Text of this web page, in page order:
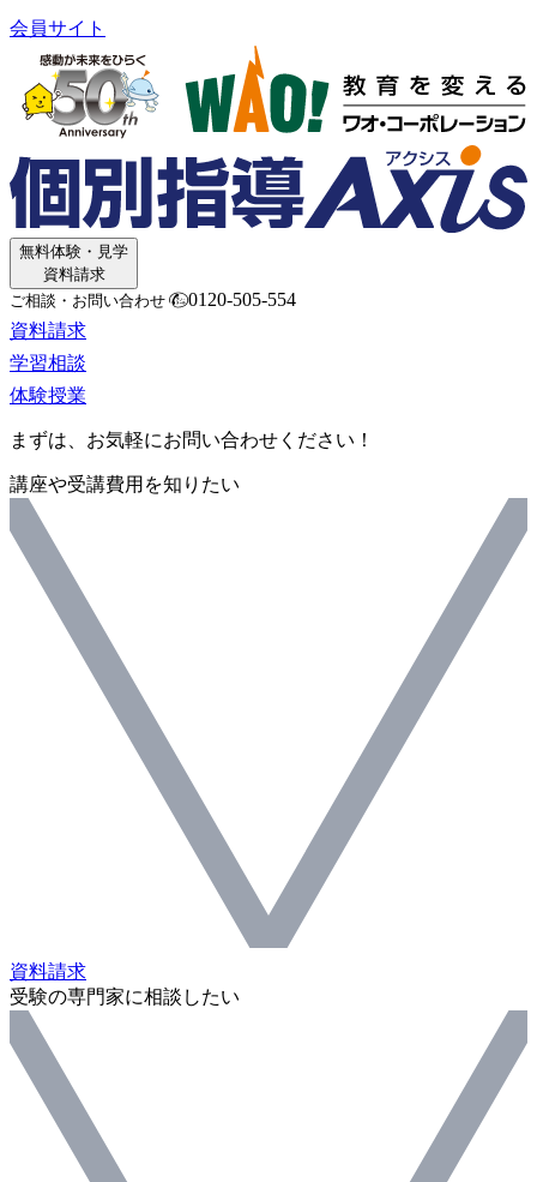
会員サイト
無料体験・見学
資料請求
ご相談・お問い合わせ
0120-505-554
資料請求
学習相談
体験授業
まずは、お気軽にお問い合わせください！
講座や受講費用を知りたい
資料請求
受験の専門家に相談したい